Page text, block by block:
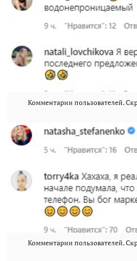
Комментарии пользователей.
Комментарии пользователей.